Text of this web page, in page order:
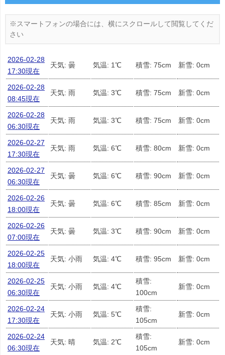
2026-02-28
17:30現在
天気: 曇 気温: 1℃ 積雪: 75cm 新雪: 0cm
2026-02-28
08:45現在
天気: 雨 気温: 3℃ 積雪: 75cm 新雪: 0cm
2026-02-28
06:30現在
天気: 雨 気温: 3℃ 積雪: 75cm 新雪: 0cm
2026-02-27
17:30現在
天気: 雨 気温: 6℃ 積雪: 80cm 新雪: 0cm
2026-02-27
06:30現在
天気: 曇 気温: 6℃ 積雪: 90cm 新雪: 0cm
2026-02-26
18:00現在
天気: 曇 気温: 6℃ 積雪: 85cm 新雪: 0cm
2026-02-26
07:00現在
天気: 曇 気温: 3℃ 積雪: 90cm 新雪: 0cm
2026-02-25
18:00現在
天気: 小雨 気温: 4℃ 積雪: 95cm 新雪: 0cm
2026-02-25
06:30現在
天気: 小雨 気温: 4℃
積雪:
100cm
新雪: 0cm
2026-02-24
17:30現在
天気: 小雨 気温: 5℃
積雪:
105cm
新雪: 0cm
2026-02-24
06:30現在
天気: 晴 気温: 2℃
積雪:
105cm
新雪: 0cm